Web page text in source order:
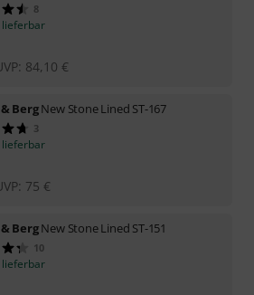
8
lieferbar
84,10 €
BergNew Stone Lined ST-167
3
lieferbar
75 €
BergNew Stone Lined ST-151
10
lieferbar